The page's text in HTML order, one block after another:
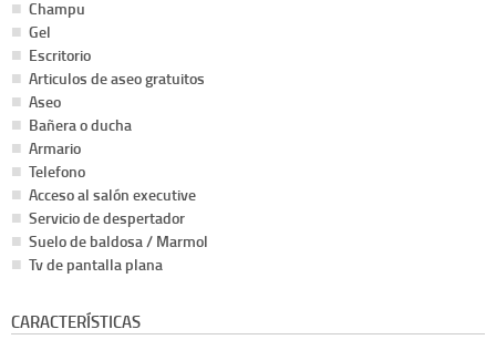
Champu
Gel
Escritorio
Articulos de aseo gratuitos
Aseo
Bañera o ducha
Armario
Telefono
Acceso al salón executive
Servicio de despertador
Suelo de baldosa / Marmol
Tv de pantalla plana
CARACTERÍSTICAS